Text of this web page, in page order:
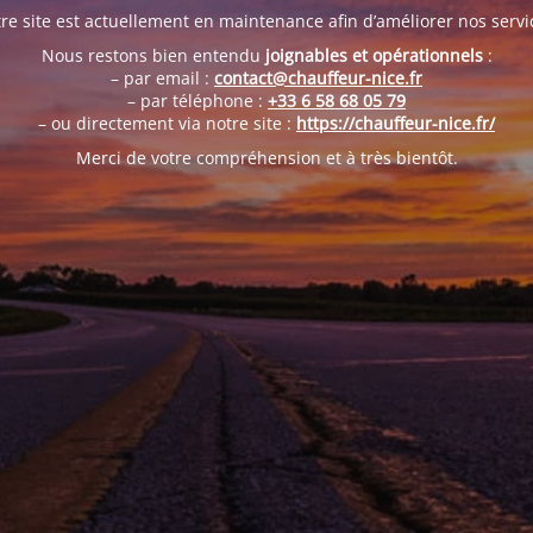
site est actuellement en maintenance afin d’améliorer nos
Nous restons bien entendu joignables et opérationnels:
– par email : contact@chauffeur-nice.fr
– par téléphone : +33 6 58 68 05 79
– ou directement via notre site : https://chauffeur-nice.fr/
Merci de votre compréhension et à très bientôt.